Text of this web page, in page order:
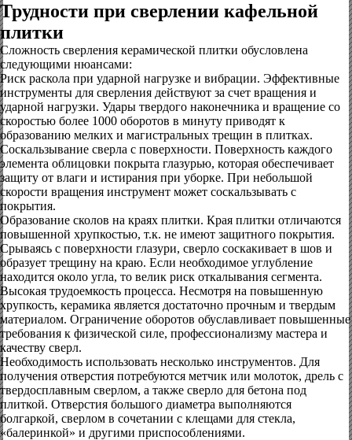
Трудности при сверлении кафельной
плитки
Сложность сверления керамической плитки обусловлена
следующими нюансами:
Риск раскола при ударной нагрузке и вибрации. Эффективные
инструменты для сверления действуют за счет вращения и
ударной нагрузки. Удары твердого наконечника и вращение со
скоростью более 1000 оборотов в минуту приводят к
образованию мелких и магистральных трещин в плитках.
Соскальзывание сверла с поверхности. Поверхность каждого
элемента облицовки покрыта глазурью, которая обеспечивает
защиту от влаги и истирания при уборке. При небольшой
скорости вращения инструмент может соскальзывать с
покрытия.
Образование сколов на краях плитки. Края плитки отличаются
повышенной хрупкостью, т.к. не имеют защитного покрытия.
Срываясь с поверхности глазури, сверло соскакивает в шов и
образует трещину на краю. Если необходимое углубление
находится около угла, то велик риск откалывания сегмента.
Высокая трудоемкость процесса. Несмотря на повышенную
хрупкость, керамика является достаточно прочным и твердым
материалом. Ограничение оборотов обуславливает повышенные
требования к физической силе, профессионализму мастера и
качеству сверл.
Необходимость использовать несколько инструментов. Для
получения отверстия потребуются метчик или молоток, дрель с
твердосплавным сверлом, а также сверло для бетона под
плиткой. Отверстия большого диаметра выполняются
болгаркой, сверлом в сочетании с клещами для стекла,
«балеринкой» и другими приспособлениями.